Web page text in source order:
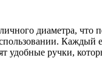
диаметра,
удобные ручки,